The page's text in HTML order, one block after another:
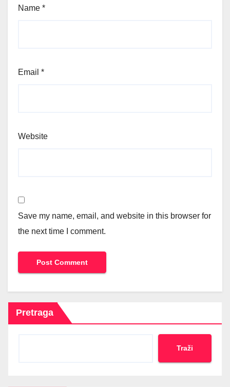
Name *
Email *
Website
Save my name, email, and website in this browser for
the next time I comment.
Pretraga
Traži